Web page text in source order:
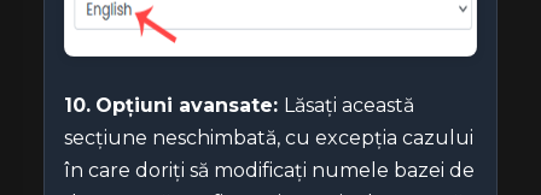
10. Opțiuni avansate: Lăsați această
secțiune neschimbată, cu excepția cazului
în care doriți să modificați numele bazei de